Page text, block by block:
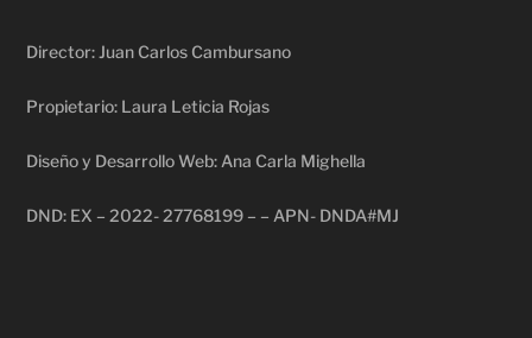
Director: Juan Carlos Cambursano
Propietario: Laura Leticia Rojas
Diseño y Desarrollo Web: Ana Carla Mighella
DND: EX – 2022- 27768199 – – APN- DNDA#MJ